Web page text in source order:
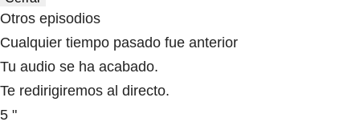
Otros episodios
Cualquier tiempo pasado fue anterior
Tu audio se ha acabado.
Te redirigiremos al directo.
5 "